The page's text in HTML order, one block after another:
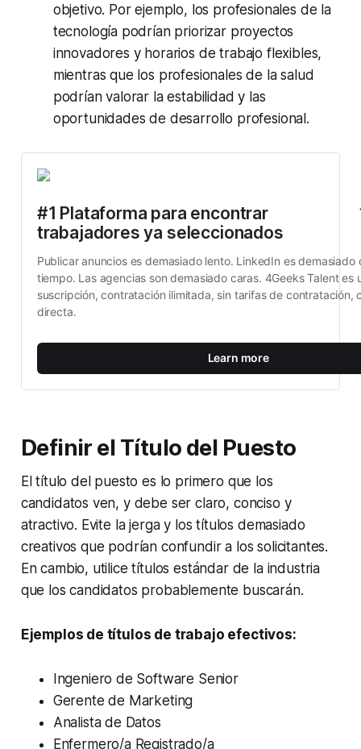
objetivo. Por ejemplo, los profesionales de la
tecnología podrían priorizar proyectos
innovadores y horarios de trabajo flexibles,
mientras que los profesionales de la salud
podrían valorar la estabilidad y las
oportunidades de desarrollo profesional.
#1 Plataforma para encontrar
trabajadores ya seleccionados
Publicar anuncios es demasiado lento. LinkedIn es demasiado
tiempo. Las agencias son demasiado caras. 4Geeks Talent es
suscripción, contratación ilimitada, sin tarifas de contratación,
directa.
Learn more
Definir el Título del Puesto
El título del puesto es lo primero que los
candidatos ven, y debe ser claro, conciso y
atractivo. Evite la jerga y los títulos demasiado
creativos que podrían confundir a los solicitantes.
En cambio, utilice títulos estándar de la industria
que los candidatos probablemente buscarán.
Ejemplos de títulos de trabajo efectivos:
Ingeniero de Software Senior
Gerente de Marketing
Analista de Datos
Enfermero/a Registrado/a